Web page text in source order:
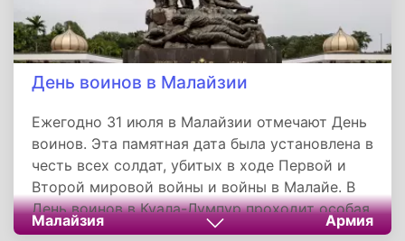
День воинов в Малайзии
Ежегодно 31 июля в Малайзии отмечают День
воинов. Эта памятная дата была установлена в
честь всех солдат, убитых в ходе Первой и
Второй мировой войны и войны в Малайе. В
День воинов в Куала-Лумпур проходит особая
церемония, на которую обязательно
Малайзия Армия